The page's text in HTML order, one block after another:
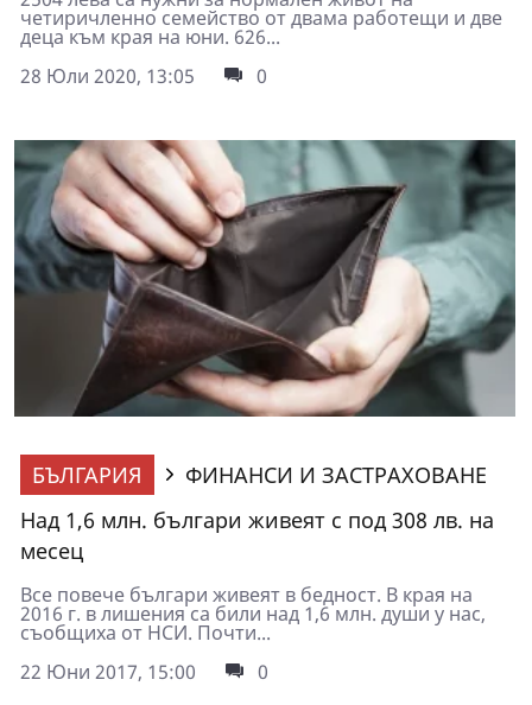
четиричленно семейство от двама работещи и две
деца към края на юни. 626...
28 Юли 2020, 13:05
0
БЪЛГАРИЯ
ФИНАНСИ И ЗАСТРАХОВАНЕ
Над 1,6 млн. българи живеят с под 308 лв. на
месец
Все повече българи живеят в бедност. В края на
2016 г. в лишения са били над 1,6 млн. души у нас,
съобщиха от НСИ. Почти...
22 Юни 2017, 15:00
0